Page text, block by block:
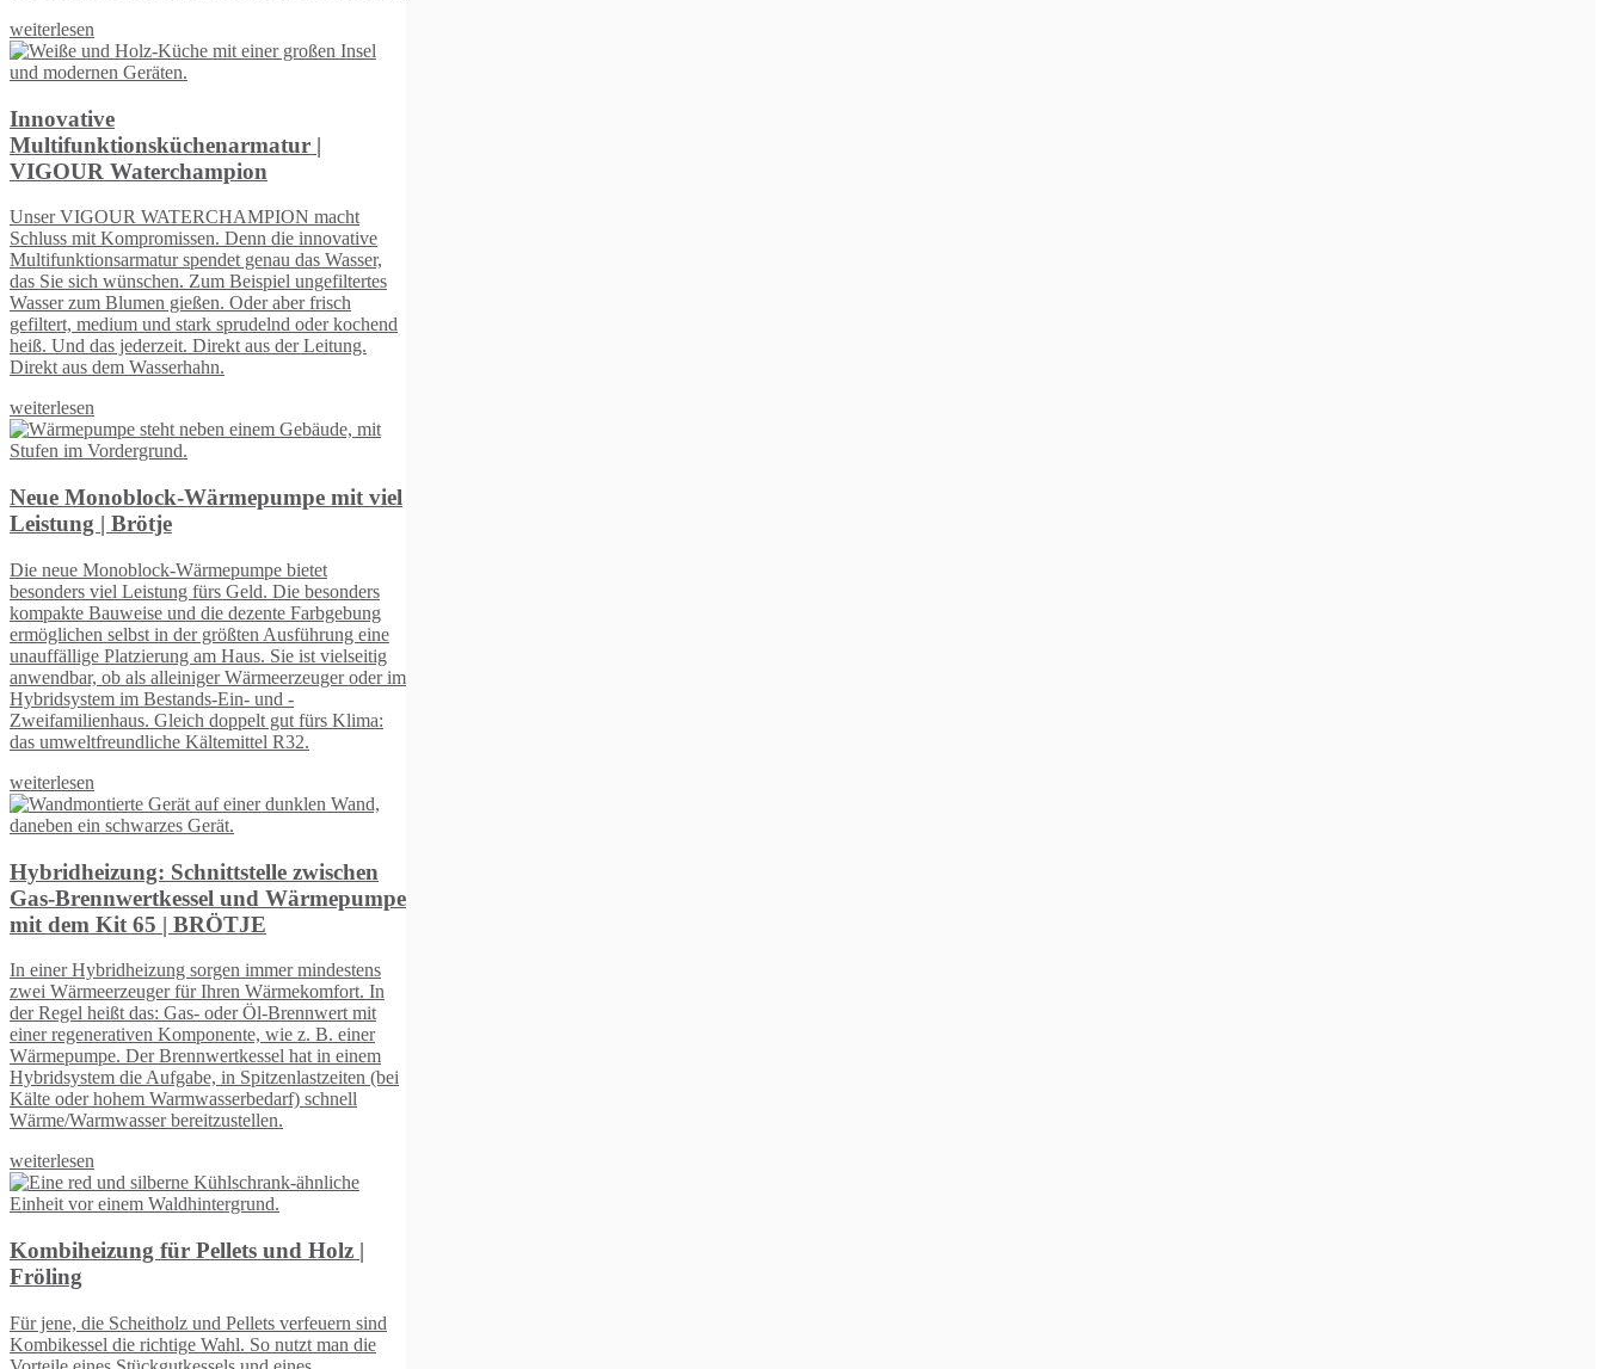
|
macht
die innovative
das Wasser,
ungefiltertes
aber frisch
oder kochend
der Leitung.
mit viel
bietet
Die besonders
Farbgebung
eine
Sie ist vielseitig
oder im
-
gut fürs Klima:
R32.
zwischen
mindestens
In
Brennwert mit
z. B. einer
hat in einem
(bei
schnell
Holz |
verfeuern sind
man die